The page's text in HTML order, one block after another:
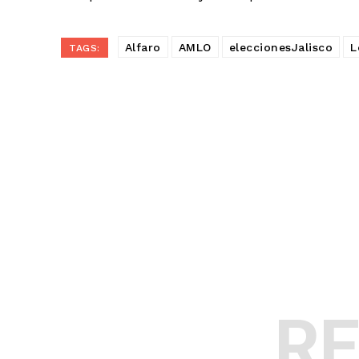
TAGS: Alfaro AMLO eleccionesJalisco